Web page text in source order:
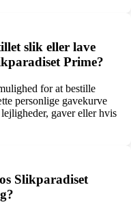
slik eller lave
Prime?
for at bestille
personlige gavekurve
gaver eller hvis
Slikparadiset